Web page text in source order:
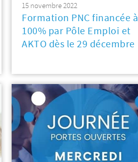
15 novembre 2022
Formation PNC financée à
100% par Pôle Emploi et
AKTO dès le 29 décembre